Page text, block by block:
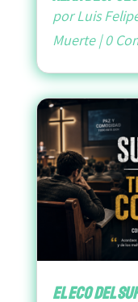
porLuis
Muerte|0
El Eco del